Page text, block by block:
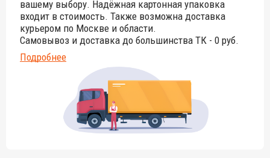
вашему выбору. Надёжная картонная упаковка
входит в стоимость. Также возможна доставка
курьером по Москве и области.
Самовывоз и доставка до большинства ТК - 0 руб.
Подробнее